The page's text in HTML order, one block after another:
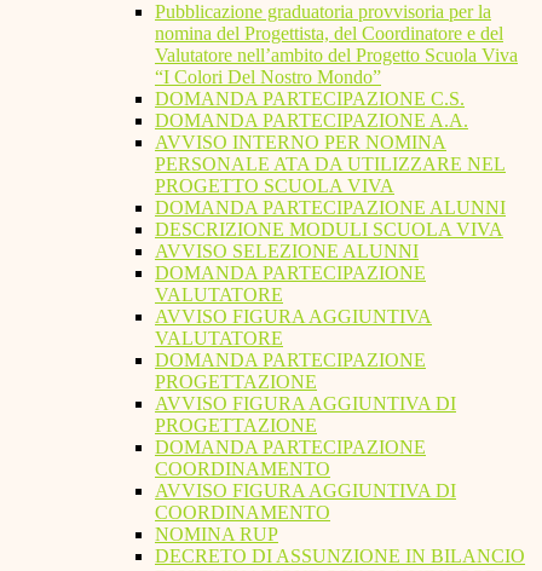
Pubblicazione graduatoria provvisoria per la
nomina del Progettista, del Coordinatore e del
Valutatore nell’ambito del Progetto Scuola Viva
“I Colori Del Nostro Mondo”
DOMANDA PARTECIPAZIONE C.S.
DOMANDA PARTECIPAZIONE A.A.
AVVISO INTERNO PER NOMINA
PERSONALE ATA DA UTILIZZARE NEL
PROGETTO SCUOLA VIVA
DOMANDA PARTECIPAZIONE ALUNNI
DESCRIZIONE MODULI SCUOLA VIVA
AVVISO SELEZIONE ALUNNI
DOMANDA PARTECIPAZIONE
VALUTATORE
AVVISO FIGURA AGGIUNTIVA
VALUTATORE
DOMANDA PARTECIPAZIONE
PROGETTAZIONE
AVVISO FIGURA AGGIUNTIVA DI
PROGETTAZIONE
DOMANDA PARTECIPAZIONE
COORDINAMENTO
AVVISO FIGURA AGGIUNTIVA DI
COORDINAMENTO
NOMINA RUP
DECRETO DI ASSUNZIONE IN BILANCIO